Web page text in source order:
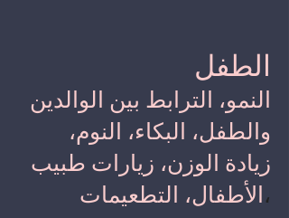
الطفل
النمو، الترابط بين الوالدين
والطفل، البكاء، النوم،
زيادة الوزن، زيارات طبيب
الأطفال، التطعيمات،